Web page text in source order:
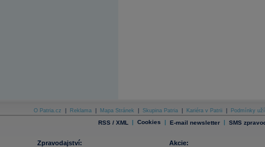
O Patria.cz Reklama Mapa Stránek Skupina Patria Kariéra v Patrii Podmínky
RSS / XML | Cookies | E-mail newsletter | SMS
Zpravodajství:
Akcie: